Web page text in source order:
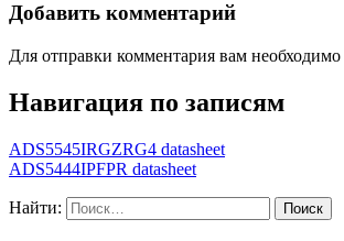
Добавить комментарий
Для отправки комментария вам необходимо
Навигация по записям
ADS5545IRGZRG4 datasheet
ADS5444IPFPR datasheet
Найти: